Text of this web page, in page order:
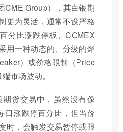
CME Group），其白银期
更为灵活，通常不设严格
分比涨跌停板。COMEX
用一种动态的、分级的熔
）或价格限制（Price
市场波动。
期货交易中，虽然没有像
日涨跌停百分比，但当价
时，会触发交易暂停或限